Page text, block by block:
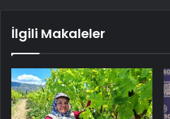
İlgili Makaleler